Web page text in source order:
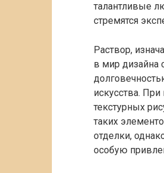
талантливые
стремятся
Раствор,
в мир дизайна
искусства.
текстурных
таких
отделки,
особую